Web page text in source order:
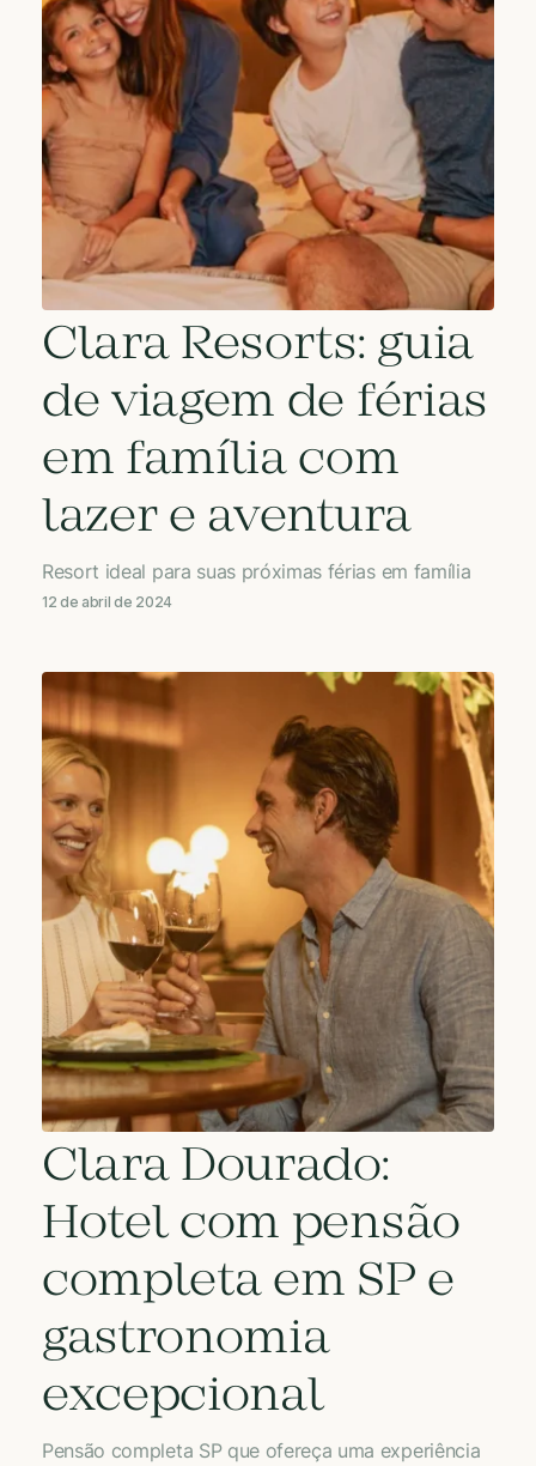
Clara Resorts: guia
de viagem de férias
em família com
lazer e aventura
Resort ideal para suas próximas férias em família
12 de abril de 2024
Clara Dourado:
Hotel com pensão
completa em SP e
gastronomia
excepcional
Pensão completa SP que ofereça uma experiência